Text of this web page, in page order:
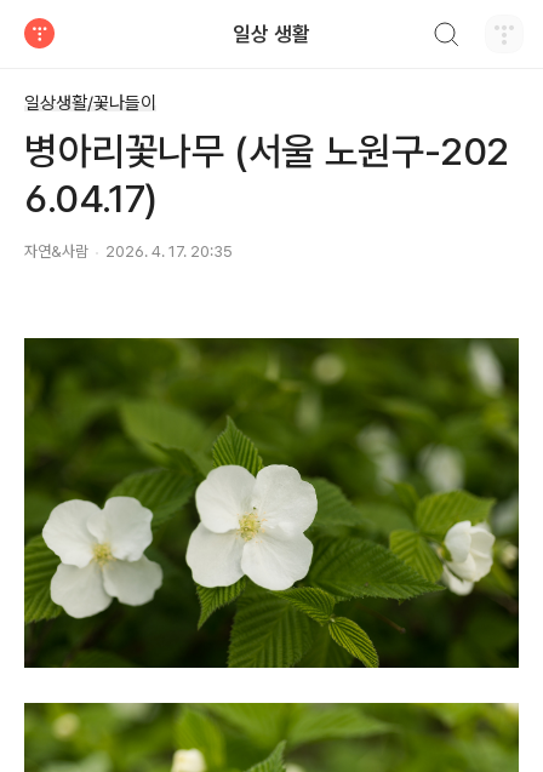
일상 생활
일상생활/꽃나들이
병아리꽃나무 (서울 노원구-202
6.04.17)
자연&사람 2026. 4. 17. 20:35